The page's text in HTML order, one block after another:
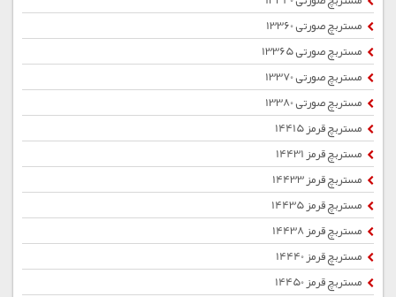
مستربچ صورتی 13360
مستربچ صورتی 13365
مستربچ صورتی 13370
مستربچ صورتی 13380
مستربچ قرمز 14415
مستربچ قرمز 14431
مستربچ قرمز 14433
مستربچ قرمز 14435
مستربچ قرمز 14438
مستربچ قرمز 14440
مستربچ قرمز 14450